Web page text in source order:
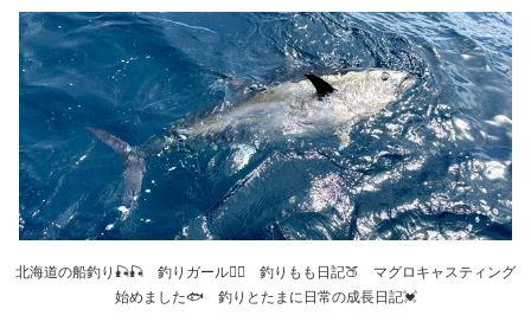
北海道の船釣り🎣🎣 釣りガール💁‍♀️ 釣りもも日記🍑 マグロキャスティング
始めました🐟 釣りとたまに日常の成長日記💓